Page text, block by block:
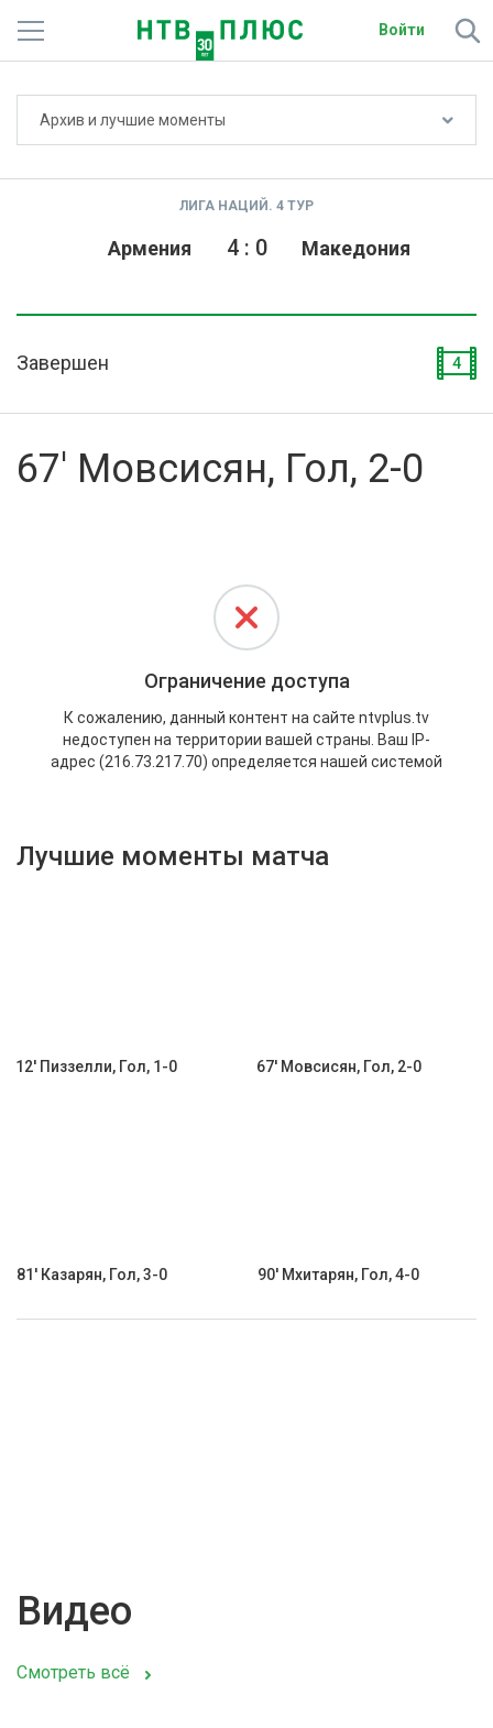
Войти
О сайте
Архив и лучшие моменты
ЛИГА НАЦИЙ. 4 ТУР
Армения Македония
4: 0
Завершен 4
67' Мовсисян, Гол, 2-0
Лучшие моменты матча
12' Пиззелли, Гол, 1-0 67' Мовсисян, Гол, 2-0
81' Казарян, Гол, 3-0 90' Мхитарян, Гол, 4-0
Видео
Смотреть всё